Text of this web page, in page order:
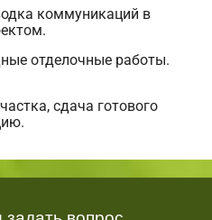
коммуникаций в
отделочные работы.
сдача готового